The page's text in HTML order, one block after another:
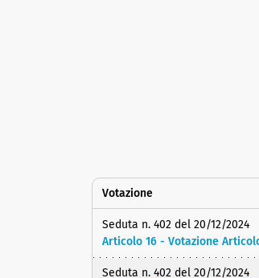
Votazione
Seduta n. 402 del 20/12/2024
Articolo 16 - Votazione
Seduta n. 402 del 20/12/2024